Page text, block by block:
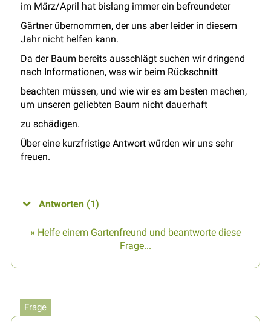
im März/April hat bislang immer ein befreundeter
Gärtner übernommen, der uns aber leider in diesem
Jahr nicht helfen kann.
Da der Baum bereits ausschlägt suchen wir dringend
nach Informationen, was wir beim Rückschnitt
beachten müssen, und wie wir es am besten machen,
um unseren geliebten Baum nicht dauerhaft
zu schädigen.
Über eine kurzfristige Antwort würden wir uns sehr
freuen.
Antworten (1)
» Helfe einem Gartenfreund und beantworte diese
Frage...
Frage